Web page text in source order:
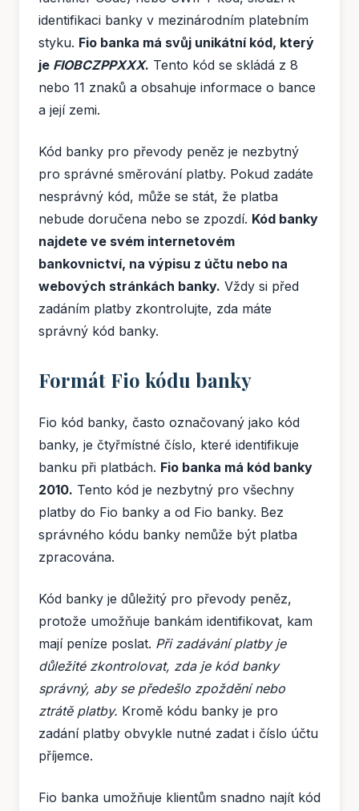
identifikaci banky v mezinárodním platebním
styku. Fio banka má svůj unikátní kód, který
je FIOBCZPPXXX. Tento kód se skládá z 8
nebo 11 znaků a obsahuje informace o bance
a její zemi.
Kód banky pro převody peněz je nezbytný
pro správné směrování platby. Pokud zadáte
nesprávný kód, může se stát, že platba
nebude doručena nebo se zpozdí. Kód banky
najdete ve svém internetovém
bankovnictví, na výpisu z účtu nebo na
webových stránkách banky. Vždy si před
zadáním platby zkontrolujte, zda máte
správný kód banky.
Formát Fio kódu banky
Fio kód banky, často označovaný jako kód
banky, je čtyřmístné číslo, které identifikuje
banku při platbách. Fio banka má kód banky
2010. Tento kód je nezbytný pro všechny
platby do Fio banky a od Fio banky. Bez
správného kódu banky nemůže být platba
zpracována.
Kód banky je důležitý pro převody peněz,
protože umožňuje bankám identifikovat, kam
mají peníze poslat. Při zadávání platby je
důležité zkontrolovat, zda je kód banky
správný, aby se předešlo zpoždění nebo
ztrátě platby. Kromě kódu banky je pro
zadání platby obvykle nutné zadat i číslo účtu
příjemce.
Fio banka umožňuje klientům snadno najít kód